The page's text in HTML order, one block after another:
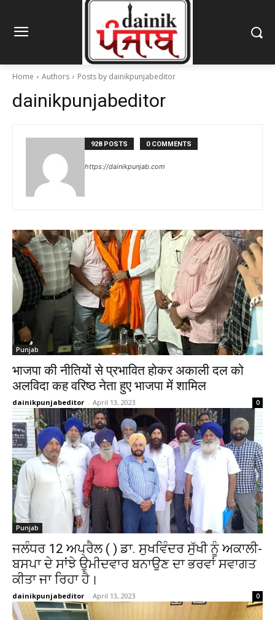
Home Authors Posts by dainikpunjabeditor
dainikpunjabeditor
928 POSTS 0 COMMENTS
https://dainikpunjab.com
Punjab
भाजपा की नीतियों से प्रभावित होकर अकाली दल को
अलविदा कह वरिष्ठ नेता हुए भाजपा में शामिल
dainikpunjabeditor - April 13, 2023 0
Punjab
ਜਲੰਧਰ 12 ਅਪ੍ਰੈਲ ( ) ਡਾ. ਸੁਖਵਿੰਦਰ ਸੁੱਖੀ ਨੂੰ ਅਕਾਲੀ-
ਬਸਪਾ ਦੇ ਸਾਂਝੇ ਉਮੀਦਵਾਰ ਬਨਾਉਣ ਦਾ ਭਰਵਾਂ ਸਵਾਗਤ
ਕੀਤਾ ਜਾ ਰਿਹਾ ਹੈ।
dainikpunjabeditor - April 13, 2023 0